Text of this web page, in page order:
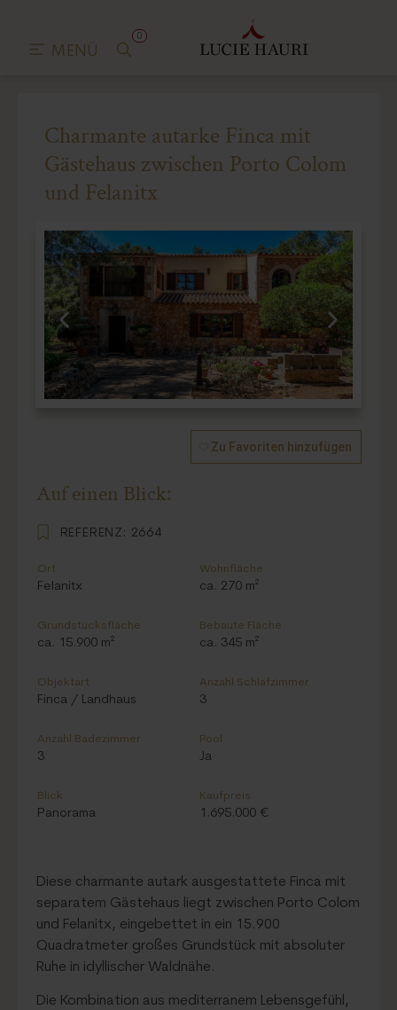
MENÜ
0
Charmante autarke Finca mit
Gästehaus zwischen Porto Colom
und Felanitx
Zu Favoriten hinzufügen
Auf einen Blick:
REFERENZ: 2664
Ort
Felanitx
Wohnfläche
ca. 270 m²
Grundstücksfläche
ca. 15.900 m²
Bebaute Fläche
ca. 345 m²
Objektart
Finca / Landhaus
Anzahl Schlafzimmer
3
Anzahl Badezimmer
3
Pool
Ja
Blick
Panorama
Kaufpreis
1.695.000 €
Diese charmante autark ausgestattete Finca mit
separatem Gästehaus liegt zwischen Porto Colom
und Felanitx, eingebettet in ein 15.900
Quadratmeter großes Grundstück mit absoluter
Ruhe in idyllischer Waldnähe.
Die Kombination aus mediterranem Lebensgefühl,